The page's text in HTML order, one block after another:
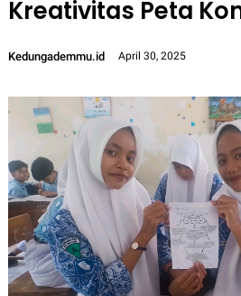
Kreativitas Peta
Kedungademmu.id April 30, 2025
12px